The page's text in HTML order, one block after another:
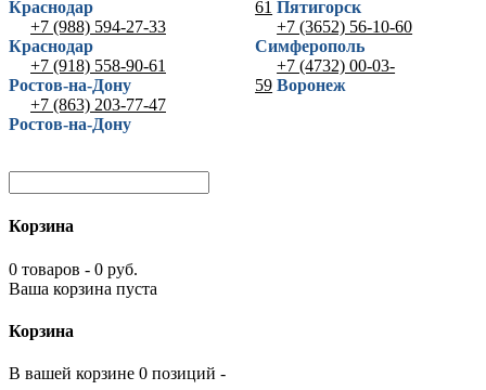
Краснодар
+7 (988) 594-27-33
Краснодар
+7 (918) 558-90-61
Ростов-на-Дону
+7 (863) 203-77-47
Ростов-на-Дону
61 Пятигорск
+7 (3652) 56-10-60
Симферополь
+7 (4732) 00-03-
59 Воронеж
Корзина
0 товаров - 0 руб.
Ваша корзина пуста
Корзина
В вашей корзине 0 позиций -